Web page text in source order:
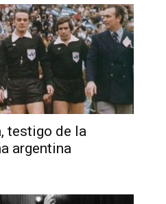
testigo de la
argentina